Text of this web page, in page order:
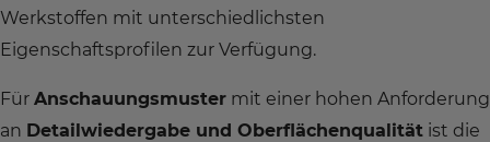
Werkstoffen mit unterschiedlichsten
Eigenschaftsprofilen zur Verfügung.
Für Anschauungsmuster mit einer hohen Anforderung
an Detailwiedergabe und Oberflächenqualität ist die